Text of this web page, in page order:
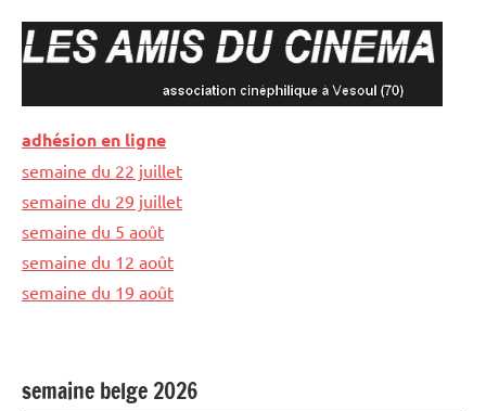
LES
AMIS
DU
CINEMA
cinéphilique
à
Vesoul
adhésion en ligne
semaine du 22 juillet
semaine du 29 juillet
semaine du 5 août
semaine du 12 août
semaine du 19 août
semaine belge 2026